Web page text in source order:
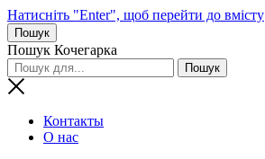
Натисніть "Enter", щоб перейти до вмісту
Пошук
Пошук Кочегарка
Контакты
О нас